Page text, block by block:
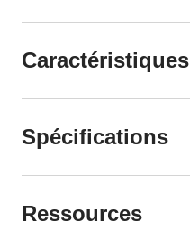
Caractéristiques
Spécifications
Ressources